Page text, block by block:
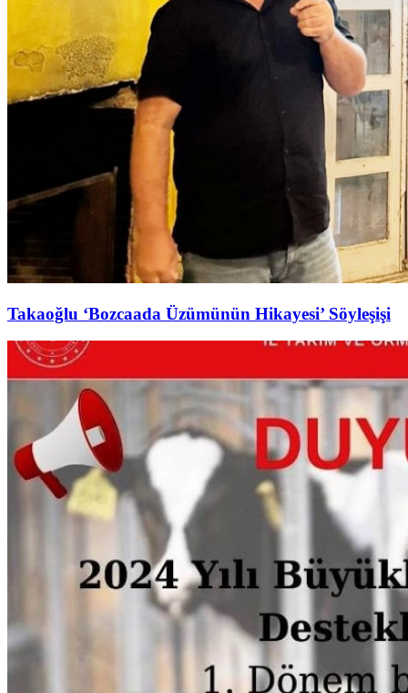
Takaoğlu ‘Bozcaada Üzümünün Hikayesi’ Söyleşişi